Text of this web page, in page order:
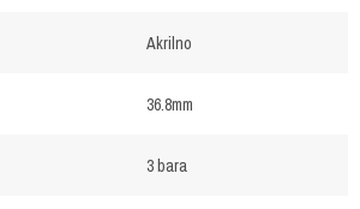
Akrilno
36.8mm
3 bara